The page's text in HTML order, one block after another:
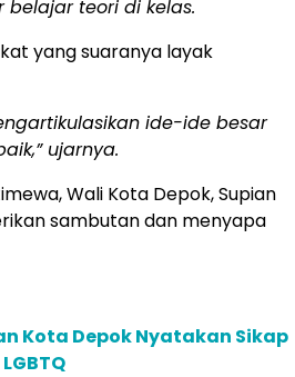
belajar teori di kelas.
yang suaranya layak
ide-ide besar
ujarnya.
Wali Kota Depok, Supian
sambutan dan menyapa
Kota Depok Nyatakan Sikap